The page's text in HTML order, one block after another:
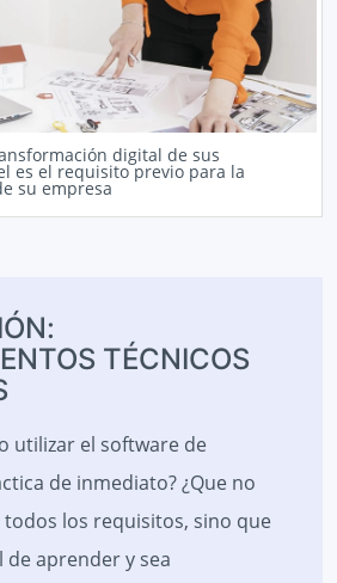
digital de sus
es el requisito previo para la
su empresa
TÉCNICOS
utilizar el software de
de inmediato? ¿Que no
los requisitos, sino que
aprender y sea